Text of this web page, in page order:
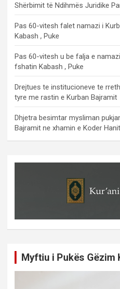
Shërbimit të Ndihmës Juridike
Pas 60-vitesh falet namazi i
Kabash , Puke
Pas 60-vitesh u be falja e
fshatin Kabash , Puke
Drejtues te institucioneve te
tyre me rastin e Kurban Bajramit
Dhjetra besimtar mysliman
Bajramit ne xhamin e Koder Hanit
Myftiu i Pukës Gëzim